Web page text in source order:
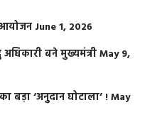
आयोजन June 1, 2026
बने मुख्यमंत्रीMay 9,
बड़ा ‘अनुदान घोटाला’ !May